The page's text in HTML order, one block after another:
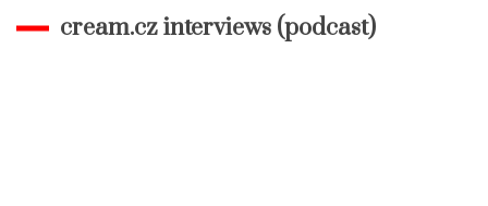
cream.cz interviews (podcast)